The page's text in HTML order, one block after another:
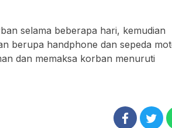
selama beberapa hari, kemudian
berupa handphone dan sepeda
dan memaksa korban menuruti